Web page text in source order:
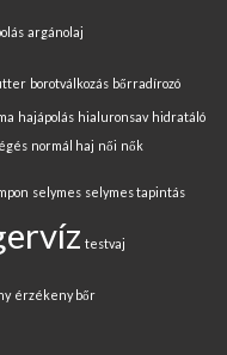
argánolaj
borotválkozás bőrradírozó
hajápolás hialuronsav hidratáló
normál haj női nők
selymes selymes tapintás
testvaj
érzékeny bőr